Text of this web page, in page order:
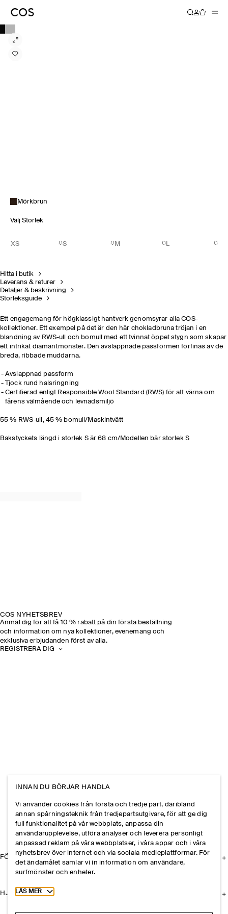
Mörkbrun
Välj Storlek
XS S M L
Hitta i butik
Leverans & returer
Detaljer & beskrivning
Storleksguide
Ett engagemang för högklassigt hantverk genomsyrar alla COS-
kollektioner. Ett exempel på det är den här chokladbruna tröjan i en
blandning av RWS-ull och bomull med ett tvinnat öppet stygn som skapar
ett intrikat diamantmönster. Den avslappnade passformen förfinas av de
breda, ribbade muddarna.
Avslappnad passform
Tjock rund halsringning
Certifierad enligt Responsible Wool Standard (RWS) för att värna om
fårens välmående och levnadsmiljö
55 % RWS-ull, 45 % bomull/Maskintvätt
Bakstyckets längd i storlek S är 68 cm/Modellen bär storlek S
COS NYHETSBREV
Anmäl dig för att få 10 % rabatt på din första beställning
och information om nya kollektioner, evenemang och
exklusiva erbjudanden först av alla.
REGISTRERA DIG
FÖRETAGET
HJÄLP
INNAN DU BÖRJAR HANDLA
Vi använder cookies från första och tredje part, däribland
annan spårningsteknik från tredjepartsutgivare, för att ge dig
full funktionalitet på vår webbplats, anpassa din
användarupplevelse, utföra analyser och leverera personligt
anpassad reklam på våra webbplatser, i våra appar och i våra
nyhetsbrev över internet och via sociala medieplattformar. För
det ändamålet samlar vi in information om användare,
surfmönster och enheter.
Toggle more cookie information
LÄS MER